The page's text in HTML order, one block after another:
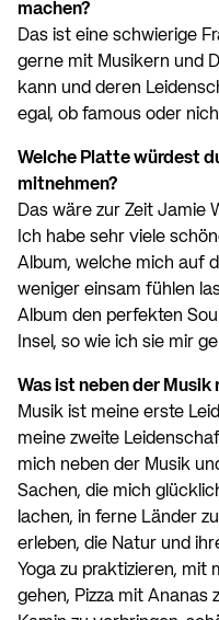
machen?
Das ist eine schwierige
gerne mit Musikern und
kann und deren
egal, ob famous oder
Welche Platte würdest
mitnehmen?
Das wäre zur Zeit Jamie
Ich habe sehr viele
Album, welche mich auf
weniger einsam fühlen
Album den perfekten
Insel, so wie ich sie mir
Was ist neben der
Musik ist meine erste
meine zweite
mich neben der Musik
Sachen, die mich
lachen, in ferne Länder
erleben, die Natur und
Yoga zu praktizieren, mit
gehen, Pizza mit Ananas